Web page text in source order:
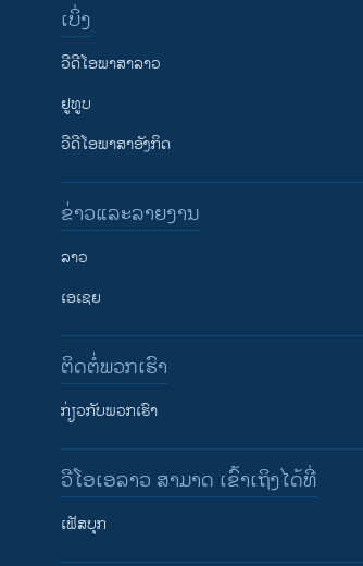
ຕິດຕາມພວກເຮົາ ທີ່
ເບິ່ງ
ວີດີໂອພາສາລາວ
ຢູທູບ
ວີດີໂອພາສາອັງກິດ
ຂ່າວແລະລາຍງານ
ລາວ
ເອເຊຍ
ຕິດຕໍ່ພວກເຮົາ
ກ່ຽວກັບພວກເຮົາ
ວີໂອເອລາວ ສາມາດ ເຂົ້າເຖິງໄດ້ທີ່
ເຟັສບຸກ